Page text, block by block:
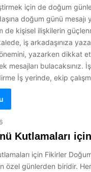
için de doğum
doğum günü mesajı
de kişisel ilişkilerin
iş arkadaşınıza
önemini, yazarken dikkat
mesajları bulacaksınız.
İş yerinde, ekip
Kutlamaları
için Fikirler
özel günlerden biridir.